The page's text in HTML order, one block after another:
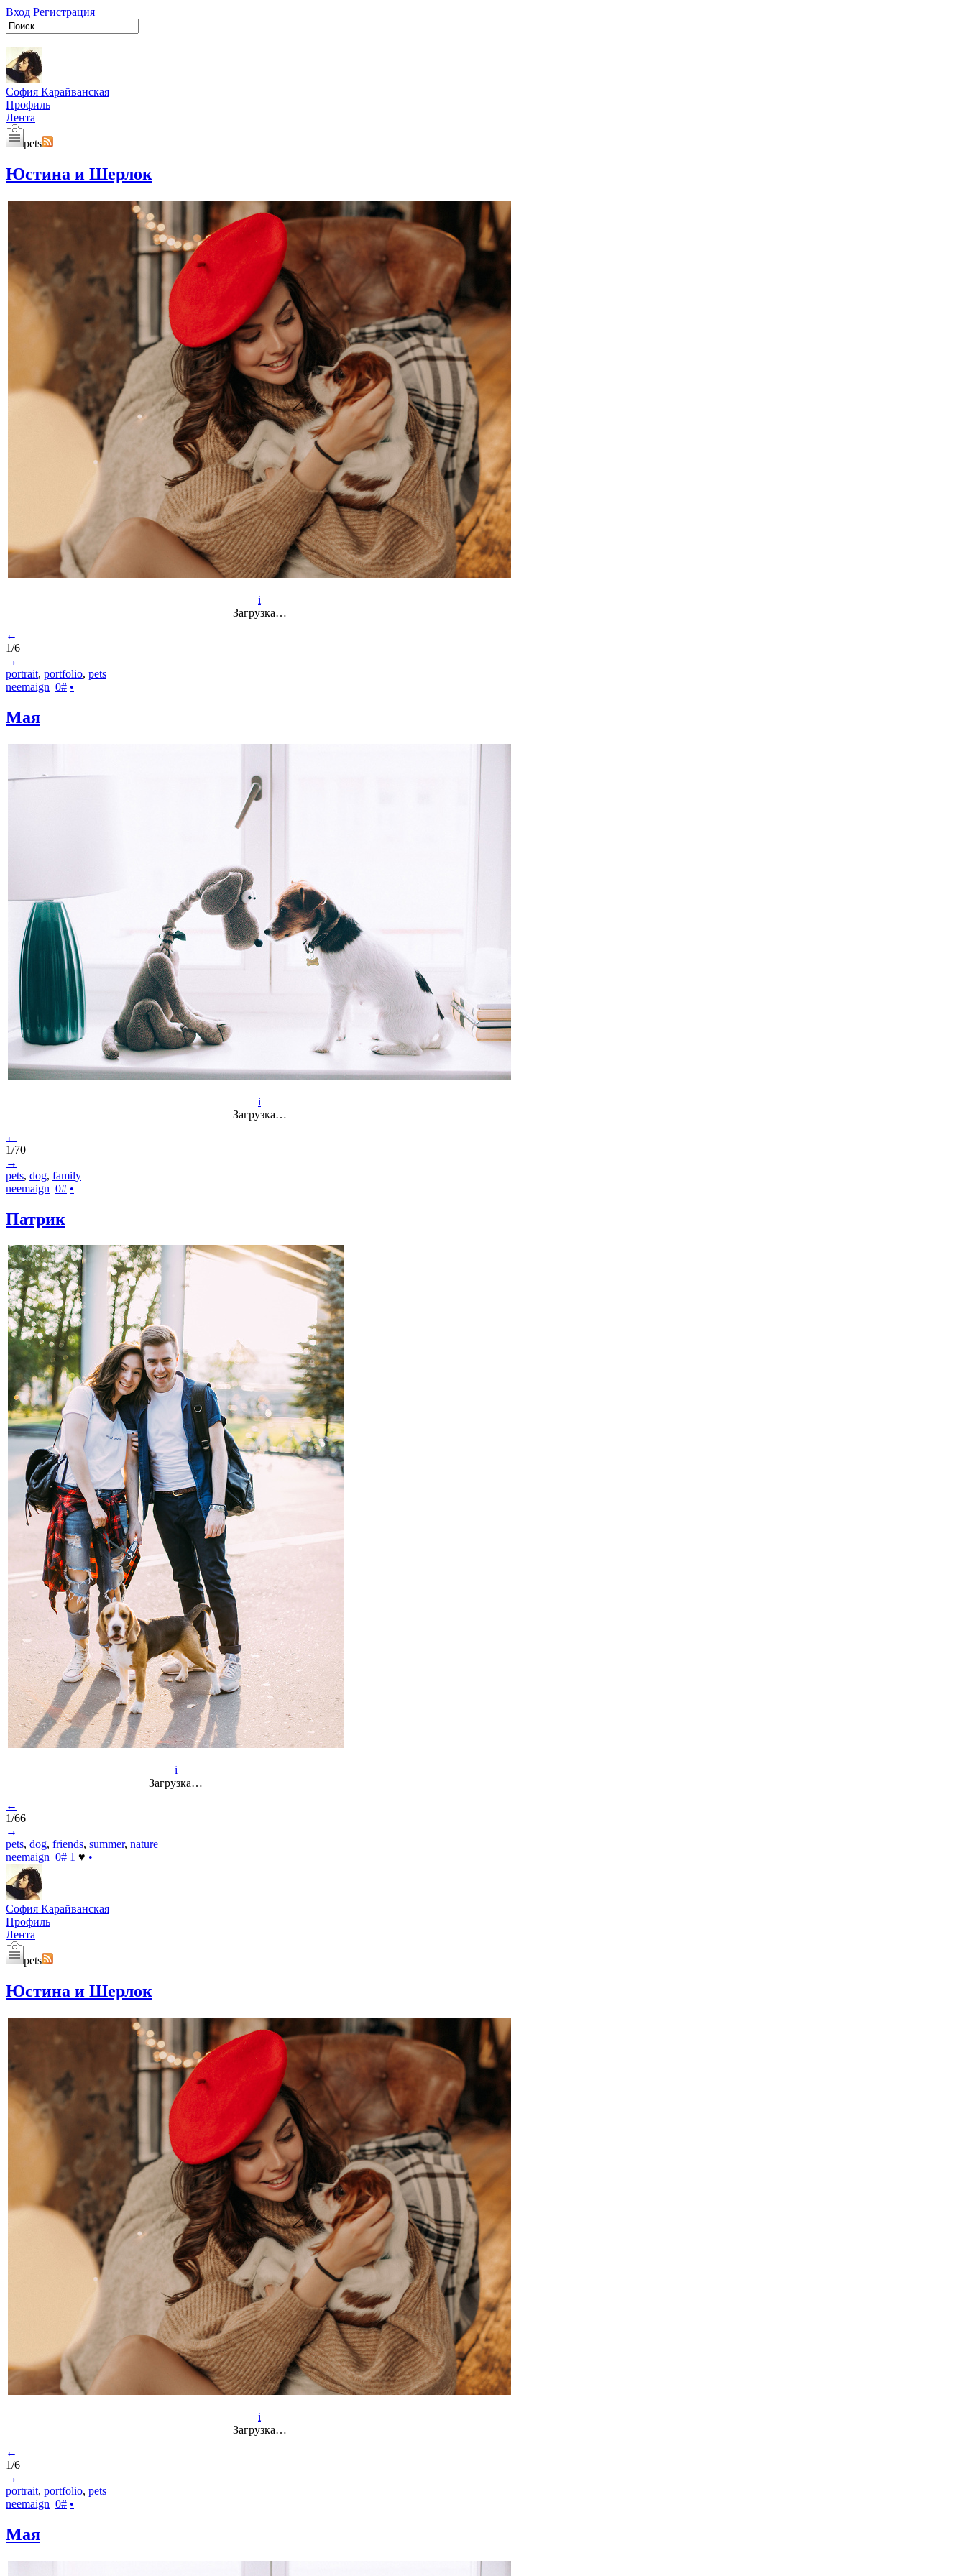
Вход Регистрация
София Карайванская
Профиль
Лента
pets
Юстина и Шерлок
i
Загрузка…
←
1/6
→
portrait, portfolio, pets
neemaign 0# •
Мая
i
Загрузка…
←
1/70
→
pets, dog, family
neemaign 0# •
Патрик
i
Загрузка…
←
1/66
→
pets, dog, friends, summer, nature
neemaign 0# 1 ♥ •
София Карайванская
Профиль
Лента
pets
Юстина и Шерлок
i
Загрузка…
←
1/6
→
portrait, portfolio, pets
neemaign 0# •
Мая